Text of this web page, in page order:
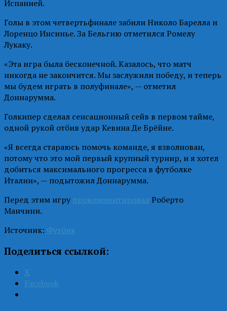
Испанией.
Голы в этом четвертьфинале забили Николо Барелла и
Лоренцо Инсинье. За Бельгию отметился Ромелу
Лукаку.
«Эта игра была бесконечной. Казалось, что матч
никогда не закончится. Мы заслужили победу, и теперь
мы будем играть в полуфинале», — отметил
Доннарумма.
Голкипер сделал сенсационный сейв в первом тайме,
одной рукой отбив удар Кевина Де Брёйне.
«Я всегда стараюсь помочь команде, я взволнован,
потому что это мой первый крупный турнир, и я хотел
добиться максимального прогресса в футболке
Италии», — подытожил Доннарумма.
Перед этим игру прокомментировал Роберто
Манчини.
Источник: Футбик
Поделиться ссылкой:
X
Facebook